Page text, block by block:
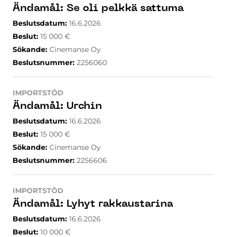
Ändamål: Se oli pelkkä sattuma
Beslutsdatum: 16.6.2026
Beslut: 15 000 €
Sökande: Cinemanse Oy
Beslutsnummer: 2256060
IMPORTSTÖD
Ändamål: Urchin
Beslutsdatum: 16.6.2026
Beslut: 15 000 €
Sökande: Cinemanse Oy
Beslutsnummer: 2256606
IMPORTSTÖD
Ändamål: Lyhyt rakkaustarina
Beslutsdatum: 16.6.2026
Beslut: 10 000 €